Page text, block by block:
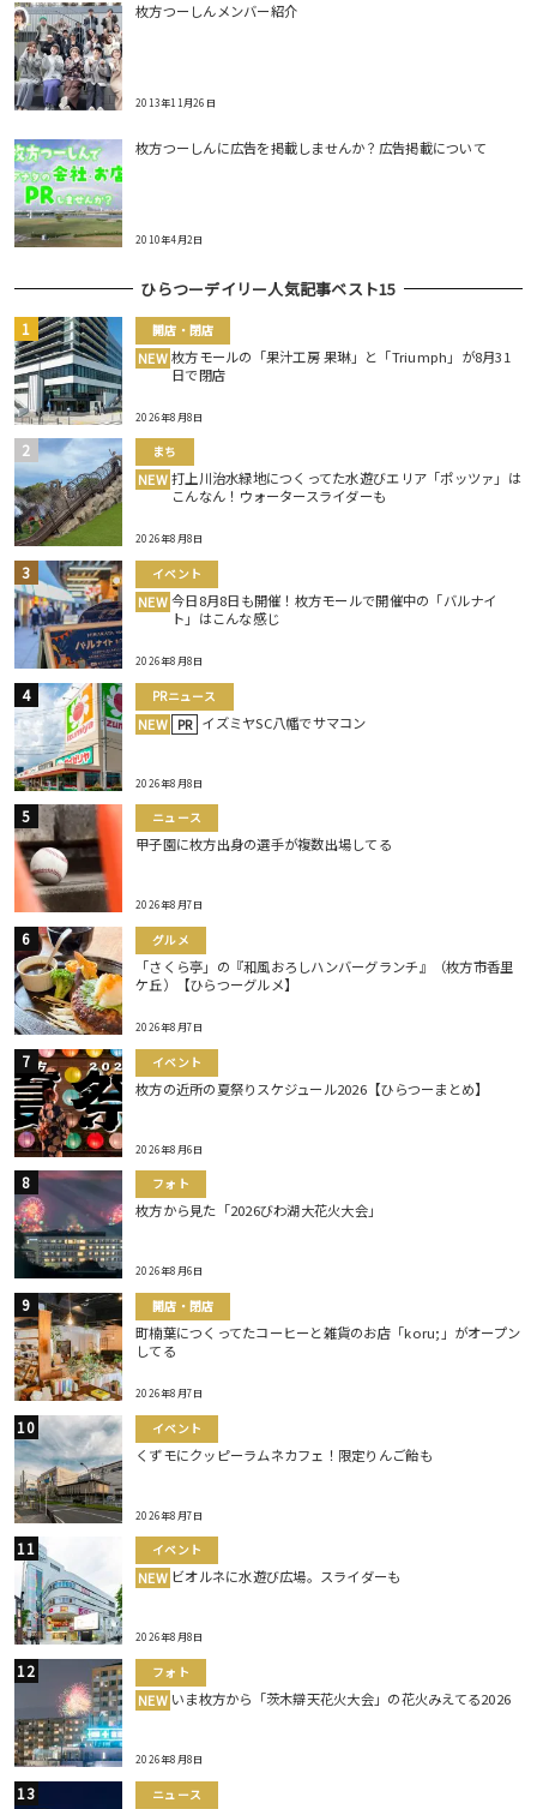
枚方つーしんメンバー紹介
2013年11月26日
枚方つーしんに広告を掲載しませんか？広告掲載について
2010年4月2日
ひらつーデイリー人気記事ベスト15
開店・閉店
NEW 枚方モールの「果汁工房 果琳」と「Triumph」が8月31
日で閉店
2026年8月8日
まち
NEW 打上川治水緑地につくってた水遊びエリア「ポッツァ」は
こんなん！ウォータースライダーも
2026年8月8日
イベント
NEW 今日8月8日も開催！枚方モールで開催中の「バルナイ
ト」はこんな感じ
2026年8月8日
PRニュース
NEW PR イズミヤSC八幡でサマコン
2026年8月8日
ニュース
甲子園に枚方出身の選手が複数出場してる
2026年8月7日
グルメ
「さくら亭」の『和風おろしハンバーグランチ』（枚方市香里
ケ丘）【ひらつーグルメ】
2026年8月7日
イベント
枚方の近所の夏祭りスケジュール2026【ひらつーまとめ】
2026年8月6日
フォト
枚方から見た「2026びわ湖大花火大会」
2026年8月6日
開店・閉店
町楠葉につくってたコーヒーと雑貨のお店「koru;」がオープン
してる
2026年8月7日
イベント
くずモにクッピーラムネカフェ！限定りんご飴も
2026年8月7日
イベント
NEW ビオルネに水遊び広場。スライダーも
2026年8月8日
フォト
NEW いま枚方から「茨木辯天花火大会」の花火みえてる2026
2026年8月8日
ニュース